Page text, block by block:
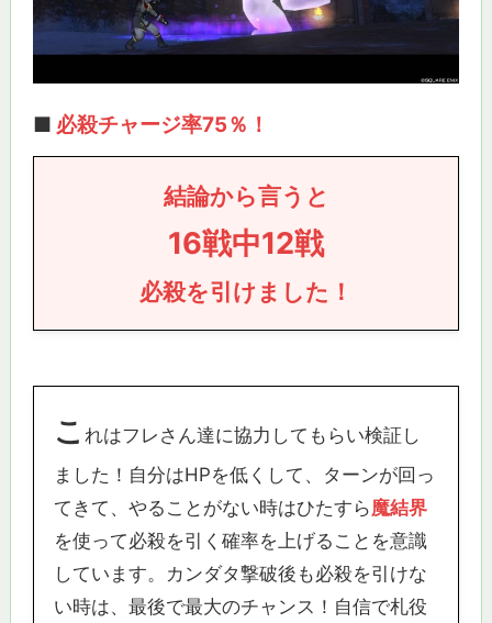
■ 必殺チャージ率75％！
結論から言うと
16戦中12戦
必殺を引けました！
こ れはフレさん達に協力してもらい検証し
ました！自分はHPを低くして、ターンが回っ
てきて、やることがない時はひたすら魔結界
を使って必殺を引く確率を上げることを意識
しています。カンダタ撃破後も必殺を引けな
い時は、最後で最大のチャンス！自信で札役